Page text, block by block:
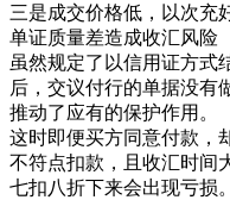
三是成交价格低，以次充
单证质量差造成收汇风险
虽然规定了以信用证方式
后，交议付行的单据没有
推动了应有的保护作用。
这时即便买方同意付款，
不符点扣款，且收汇时间
七扣八折下来会出现亏损。